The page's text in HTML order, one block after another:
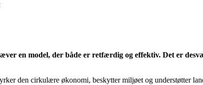
en model, der både er retfærdig og effektiv. Det er
den cirkulære økonomi, beskytter miljøet og understøtter